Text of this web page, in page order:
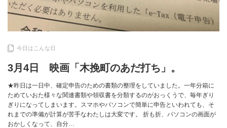
今日はこんな日
3月4日 映画「木挽町のあだ打ち」。
★昨日は一日中、確定申告のための書類の整理をしていました。一年分箱に
ためていおた様々な関連書類や領収書を分類するのがおっくうで、毎年ぎり
ぎりになってしまいます。スマホやパソコンで簡単に申告といわれても、そ
れまでの準備が計算が苦手なわたしは大変です。 折も折、パソコンの画面が
おかしくなって、自分…